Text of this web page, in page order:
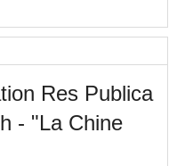
Res Publica
- "La Chine